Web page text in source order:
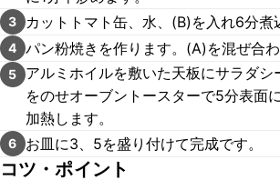
3 カットトマト缶、水、(B)を入れ6分煮
4 パン粉焼きを作ります。(A)を混ぜ合わ
5
アルミホイルを敷いた天板にサラダ
をのせオーブントースターで5分表面
加熱します。
6 お皿に3、5を盛り付けて完成です。
コツ・ポイント